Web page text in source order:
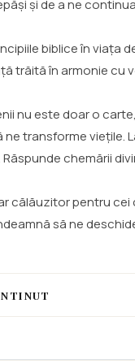
și de a ne
biblice în viața
trăită în armonie cu
nu este doar o
ne transforme viețile.
Răspunde chemării
călăuzitor pentru cei
să ne